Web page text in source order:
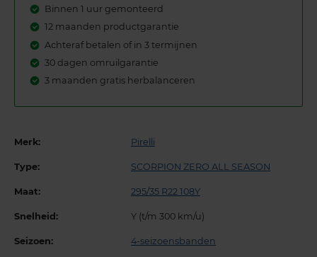
Binnen 1 uur gemonteerd
12 maanden productgarantie
Achteraf betalen of in 3 termijnen
30 dagen omruilgarantie
3 maanden gratis herbalanceren
Merk: Pirelli
Type: SCORPION ZERO ALL SEASON
Maat: 295/35 R22 108Y
Snelheid: Y (t/m 300 km/u)
Seizoen: 4-seizoensbanden